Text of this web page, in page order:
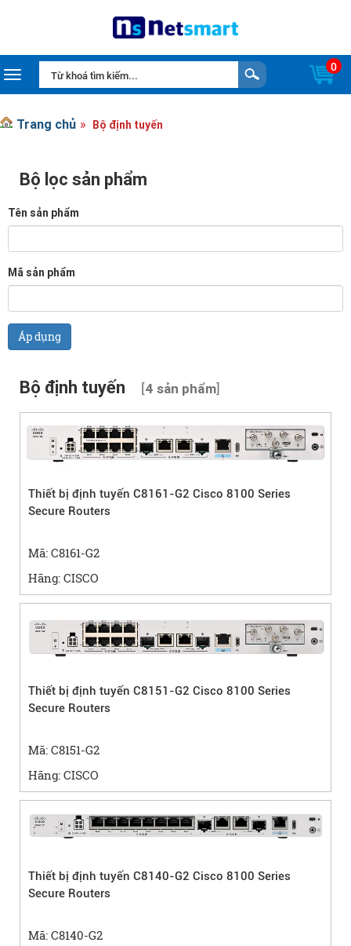
0
Toggle navigation
Trang chủ Bộ định tuyến
Bộ lọc sản phẩm
Tên sản phẩm
Mã sản phẩm
Bộ định tuyến [4 sản phẩm]
Thiết bị định tuyến C8161-G2 Cisco 8100 Series
Secure Routers
Mã: C8161-G2
Hãng: CISCO
Thiết bị định tuyến C8151-G2 Cisco 8100 Series
Secure Routers
Mã: C8151-G2
Hãng: CISCO
Thiết bị định tuyến C8140-G2 Cisco 8100 Series
Secure Routers
Mã: C8140-G2